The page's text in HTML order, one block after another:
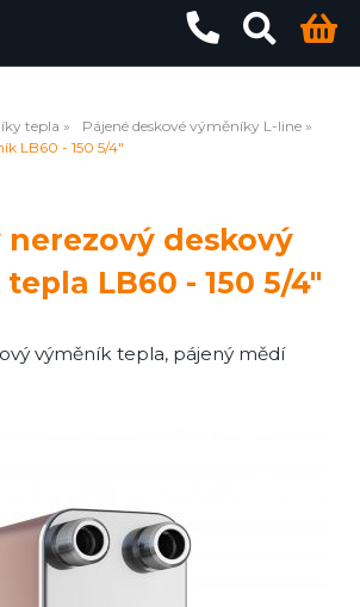
tepla
Pájené deskové výměníky L-line
LB60 - 150 5/4"
nerezový deskový
LB60 - 150 5/4"
výměník tepla, pájený mědí